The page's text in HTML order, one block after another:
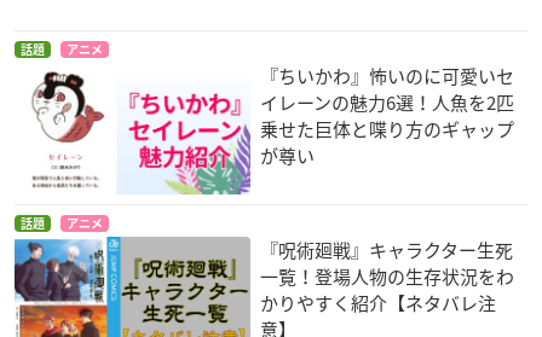
話題 アニメ
『ちいかわ』怖いのに可愛いセ
イレーンの魅力6選！人魚を2匹
乗せた巨体と喋り方のギャップ
が尊い
話題 アニメ
『呪術廻戦』キャラクター生死
一覧！登場人物の生存状況をわ
かりやすく紹介【ネタバレ注
意】